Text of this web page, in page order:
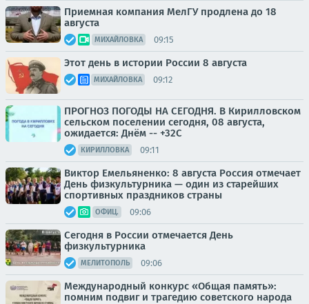
Приемная компания МелГУ продлена до 18
августа
МИХАЙЛОВКА 09:15
Этот день в истории России 8 августа
МИХАЙЛОВКА 09:12
ПРОГНОЗ ПОГОДЫ НА СЕГОДНЯ. В Кирилловском
сельском поселении сегодня, 08 августа,
ожидается: Днём -- +32С
КИРИЛЛОВКА 09:11
Виктор Емельяненко: 8 августа Россия отмечает
День физкультурника — один из старейших
спортивных праздников страны
ОФИЦ. 09:06
Сегодня в России отмечается День
физкультурника
МЕЛИТОПОЛЬ 09:06
Международный конкурс «Общая память»:
помним подвиг и трагедию советского народа